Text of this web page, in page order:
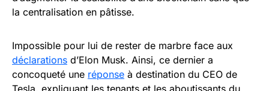
la centralisation en pâtisse.
Impossible pour lui de rester de marbre face aux
déclarations d’Elon Musk. Ainsi, ce dernier a
concoqueté une réponse à destination du CEO de
Tesla, expliquant les tenants et les aboutissants du